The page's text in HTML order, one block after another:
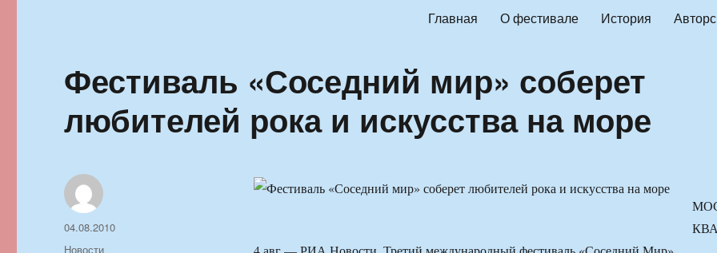
Главная О фестивале История
Фестиваль «Соседний мир» соберет
любителей рока и искусства на море
Автор
Опубликовано
04.08.2010
Рубрики
Новости